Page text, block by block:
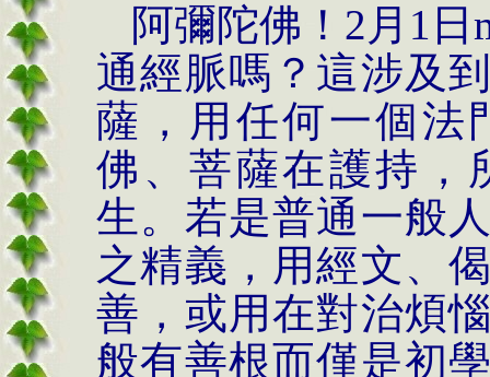
阿彌陀佛！ 2 月 1 日
通經脈嗎？這涉及
薩，用任何一個法
佛、菩薩在護持，
生。若是普通一般
之精義，用經文、
善，或用在對治煩
般有善根而僅是初